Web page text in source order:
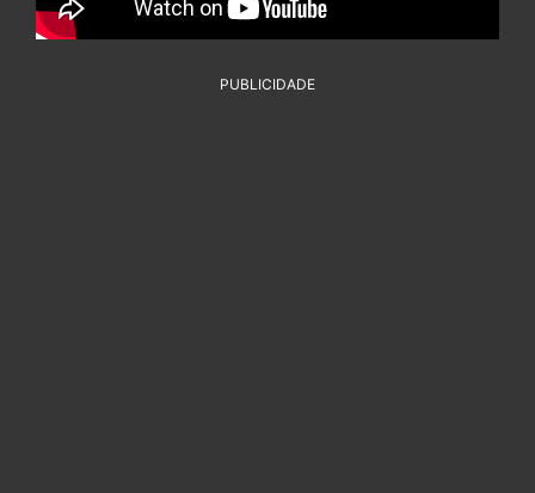
PUBLICIDADE